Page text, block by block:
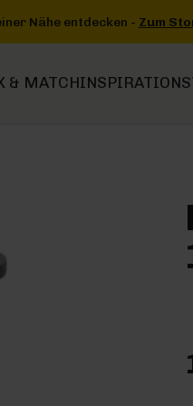
+++ +++ Jetzt einen unserer
& MATCHINSPIRATION